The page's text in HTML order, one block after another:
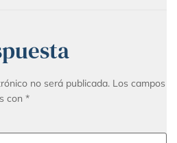
no será publicada. Los campos
con *